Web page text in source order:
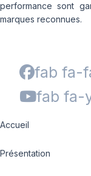
performance sont
marques reconnues.
fab fa-
fab fa-
Accueil
Présentation